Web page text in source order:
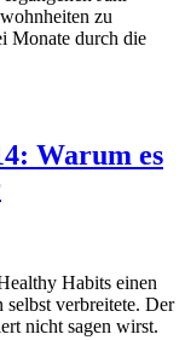
zu
Monate durch die
Warum es
Habits einen
verbreitete. Der
nicht sagen wirst.